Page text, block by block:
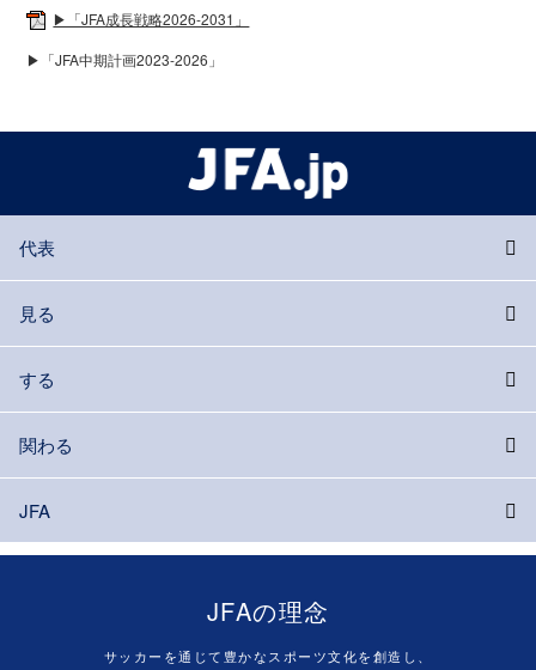
▶「JFA成長戦略2026-2031」
▶「JFA中期計画2023-2026」
代表
見る
する
関わる
JFA
JFAの理念
サッカーを通じて豊かなスポーツ文化を創造し、